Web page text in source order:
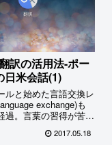
訳の活用法-ポー
日米会話(1)
ルと始めた言語交換レ
exchange)も
過。言葉の習得が苦手
を楽しむことがメイン
2017.05.18